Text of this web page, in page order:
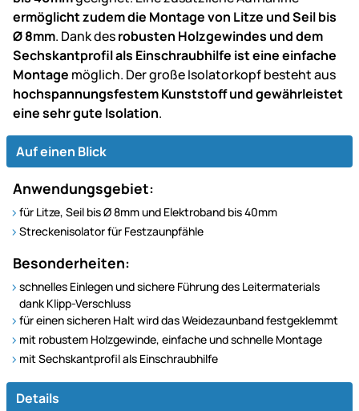
ermöglicht zudem die Montage von Litze und Seil bis
Ø 8mm. Dank desrobusten Holzgewindes und dem
Sechskantprofil als Einschraubhilfe ist eine einfache
Montage möglich. Der große Isolatorkopf besteht aus
hochspannungsfestem Kunststoff und gewährleistet
eine sehr gute Isolation.
Auf einen Blick
Anwendungsgebiet:
für Litze, Seil bis Ø 8mm und Elektroband bis 40mm
Streckenisolator für Festzaunpfähle
Besonderheiten:
schnelles Einlegen und sichere Führung des Leitermaterials
dank Klipp-Verschluss
für einen sicheren Halt wird das Weidezaunband festgeklemmt
mit robustem Holzgewinde, einfache und schnelle Montage
mit Sechskantprofil als Einschraubhilfe
Details